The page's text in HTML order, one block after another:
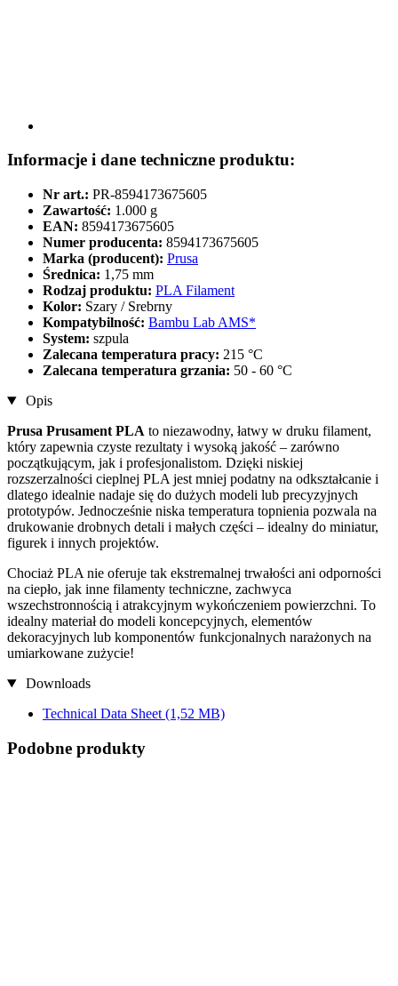
Informacje i dane techniczne produktu:
Nr art.: PR-8594173675605
Zawartość: 1.000 g
EAN: 8594173675605
Numer producenta: 8594173675605
Marka (producent): Prusa
Średnica: 1,75 mm
Rodzaj produktu: PLA Filament
Kolor: Szary / Srebrny
Kompatybilność: Bambu Lab AMS*
System: szpula
Zalecana temperatura pracy: 215 °C
Zalecana temperatura grzania: 50 - 60 °C
Opis
Prusa Prusament PLA to niezawodny, łatwy w druku filament,
który zapewnia czyste rezultaty i wysoką jakość – zarówno
początkującym, jak i profesjonalistom. Dzięki niskiej
rozszerzalności cieplnej PLA jest mniej podatny na odkształcanie i
dlatego idealnie nadaje się do dużych modeli lub precyzyjnych
prototypów. Jednocześnie niska temperatura topnienia pozwala na
drukowanie drobnych detali i małych części – idealny do miniatur,
figurek i innych projektów.
Chociaż PLA nie oferuje tak ekstremalnej trwałości ani odporności
na ciepło, jak inne filamenty techniczne, zachwyca
wszechstronnością i atrakcyjnym wykończeniem powierzchni. To
idealny materiał do modeli koncepcyjnych, elementów
dekoracyjnych lub komponentów funkcjonalnych narażonych na
umiarkowane zużycie!
Downloads
Technical Data Sheet (1,52 MB)
Podobne produkty